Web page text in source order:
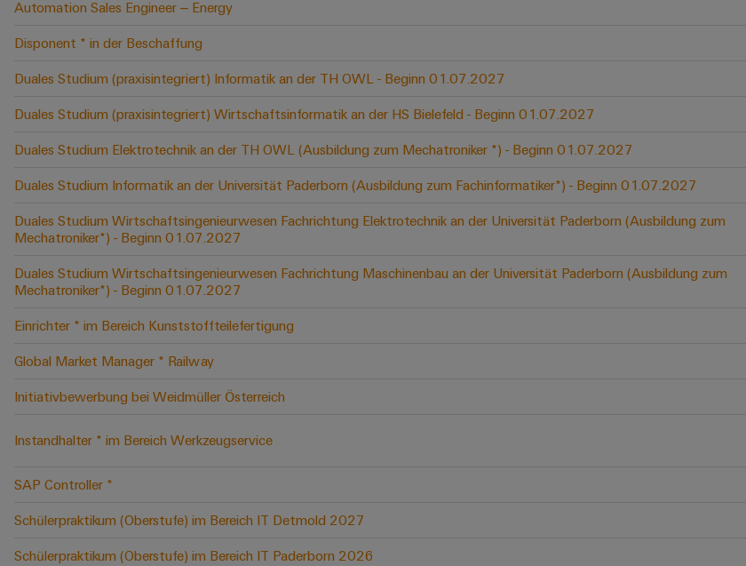
Automation Sales Engineer – Energy
Disponent * in der Beschaffung
Duales Studium (praxisintegriert) Informatik an der TH OWL - Beginn 01.07.2027
Duales Studium (praxisintegriert) Wirtschaftsinformatik an der HS Bielefeld - Beginn 01.07.2027
Duales Studium Elektrotechnik an der TH OWL (Ausbildung zum Mechatroniker *) - Beginn 01.07.2027
Duales Studium Informatik an der Universität Paderborn (Ausbildung zum Fachinformatiker*) - Beginn 01.07.2027
Duales Studium Wirtschaftsingenieurwesen Fachrichtung Elektrotechnik an der Universität Paderborn (Ausbildung zum
Mechatroniker*) - Beginn 01.07.2027
Duales Studium Wirtschaftsingenieurwesen Fachrichtung Maschinenbau an der Universität Paderborn (Ausbildung zum
Mechatroniker*) - Beginn 01.07.2027
Einrichter * im Bereich Kunststoffteilefertigung
Global Market Manager * Railway
Initiativbewerbung bei Weidmüller Österreich
Instandhalter * im Bereich Werkzeugservice
SAP Controller *
Schülerpraktikum (Oberstufe) im Bereich IT Detmold 2027
Schülerpraktikum (Oberstufe) im Bereich IT Paderborn 2026